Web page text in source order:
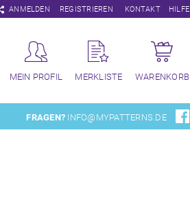
ANMELDEN
Navigation
überspringen
REGISTRIEREN KONTAKT HILFE
MEIN PROFIL MERKLISTE WARENKORB
FRAGEN? INFO@MYPATTERNS.DE